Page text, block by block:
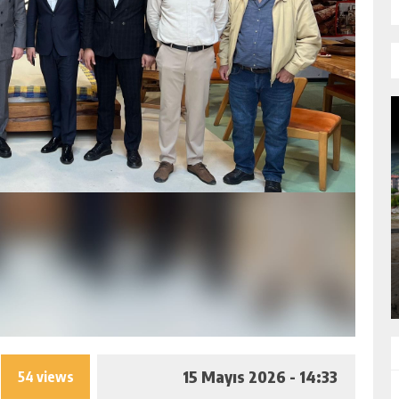
54 views 15 Mayıs 2026 - 14:33
GÜNLÜK HABER AKIŞI
TANKERI KAZANDIRILDI